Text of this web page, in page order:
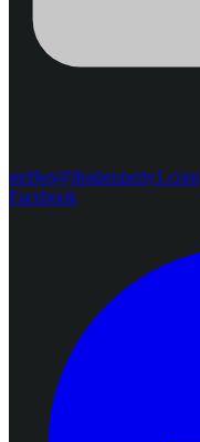
steffen@thaiproperty1.com
Facebook